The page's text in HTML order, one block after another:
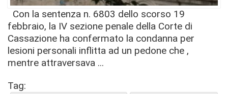
Con la sentenza n. 6803 dello scorso 19
febbraio, la IV sezione penale della Corte di
Cassazione ha confermato la condanna per
lesioni personali inflitta ad un pedone che ,
mentre attraversava ...
Tag: